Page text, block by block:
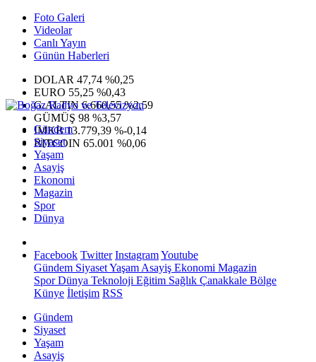
Foto Galeri
Videolar
Canlı Yayın
Günün Haberleri
DOLAR 47,74 %0,25
EURO 55,25 %0,43
G.ALTIN6.660,55 %2,59
GÜMÜŞ 98 %3,57
IMKB13.779,39 %-0,14
BITCOIN 65.001 %0,06
Gündem
Siyaset
Yaşam
Asayiş
Ekonomi
Magazin
Spor
Dünya
Facebook Twitter InstagramYoutube
Gündem SiyasetYaşam Asayiş Ekonomi Magazin
SporDünya Teknoloji Eğitim Sağlık Çanakkale Bölge
Künye İletişim RSS
Gündem
Siyaset
Yaşam
Asayiş